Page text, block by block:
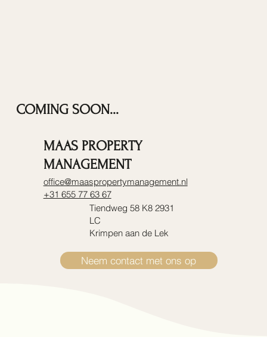
COMING SOON...
MAAS PROPERTY
MANAGEMENT
office@maaspropertymanagement.nl
+31 655 77 63 67
Tiendweg 58 K8 2931
LC
Krimpen aan de Lek
Neem contact met ons op